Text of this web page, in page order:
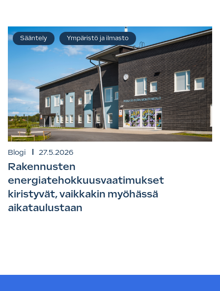
Blogi 27.5.2026
Rakennusten
energiatehokkuusvaatimukset
kiristyvät, vaikkakin myöhässä
aikataulustaan
Sääntely Ympäristö ja ilmasto